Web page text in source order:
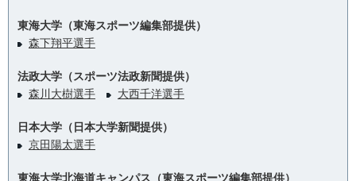
東海大学（東海スポーツ編集部提供）
森下翔平選手
法政大学（スポーツ法政新聞提供）
森川大樹選手
大西千洋選手
日本大学（日本大学新聞提供）
京田陽太選手
東海大学北海道キャンパス（東海スポーツ編集部提供）